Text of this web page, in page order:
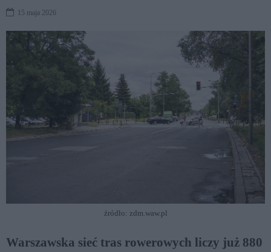
15 maja 2026
źródło: zdm.waw.pl
Warszawska sieć tras rowerowych liczy już 880